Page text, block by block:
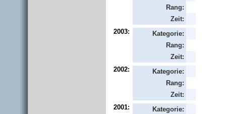
Rang:
Zeit:
2003:
Kategorie:
Rang:
Zeit:
2002:
Kategorie:
Rang:
Zeit:
2001:
Kategorie: